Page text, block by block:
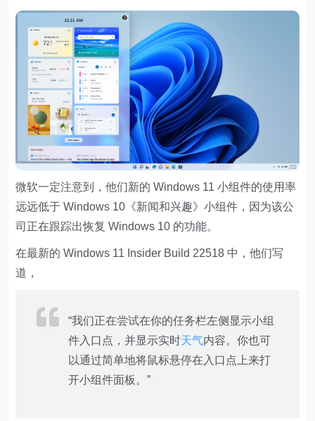
微软一定注意到，他们新的 Windows 11 小组件的使用率
远远低于 Windows 10《新闻和兴趣》小组件，因为该公
司正在跟踪出恢复 Windows 10 的功能。
在最新的 Windows 11 Insider Build 22518 中，他们写
道，
“我们正在尝试在你的任务栏左侧显示小组
件入口点，并显示实时天气内容。你也可
以通过简单地将鼠标悬停在入口点上来打
开小组件面板。”